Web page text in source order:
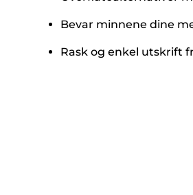
Bevar minnene dine
Rask og enkel utskrift